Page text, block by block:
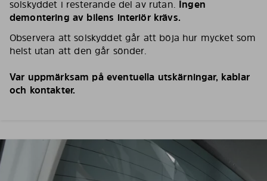
solskyddet i resterande del av rutan. Ingen
demontering av bilens interiör krävs.
Observera att solskyddet går att böja hur mycket som
helst utan att den går sönder.
Var uppmärksam på eventuella utskärningar, kablar
och kontakter.